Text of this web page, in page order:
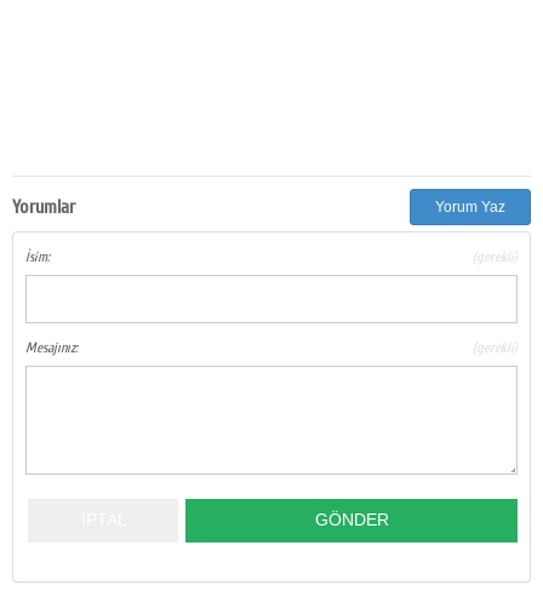
Yorumlar Yorum Yaz
İsim: (gerekli)
Mesajınız: (gerekli)